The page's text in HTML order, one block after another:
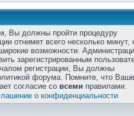
Вы должны пройти процедуру
отнимет всего несколько минут,
возможности.
зарегистрированным
регистрации, Вы должны
форума. Помните, что Ваше
согласие со всеми правилами.
о конфиденциальности